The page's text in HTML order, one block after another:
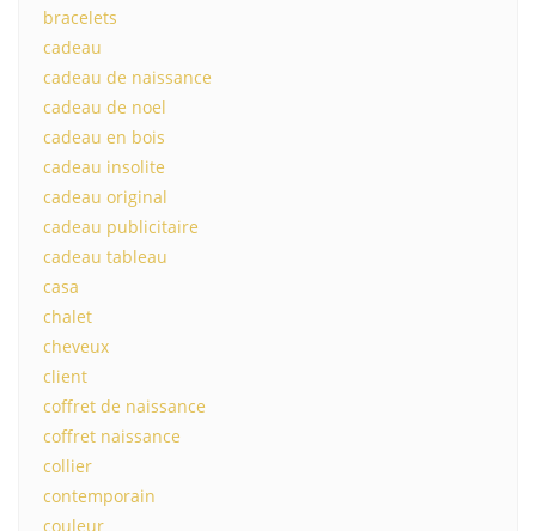
bracelets
cadeau
cadeau de naissance
cadeau de noel
cadeau en bois
cadeau insolite
cadeau original
cadeau publicitaire
cadeau tableau
casa
chalet
cheveux
client
coffret de naissance
coffret naissance
collier
contemporain
couleur